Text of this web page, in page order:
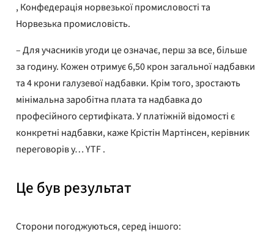
, Конфедерація норвезької промисловості та
Норвезька промисловість.
– Для учасників угоди це означає, перш за все, більше
за годину. Кожен отримує 6,50 крон загальної надбавки
та 4 крони галузевої надбавки. Крім того, зростають
мінімальна заробітна плата та надбавка до
професійного сертифіката. У платіжній відомості є
конкретні надбавки, каже Крістін Мартінсен, керівник
переговорів у… YTF .
Це був результат
Сторони погоджуються, серед іншого: